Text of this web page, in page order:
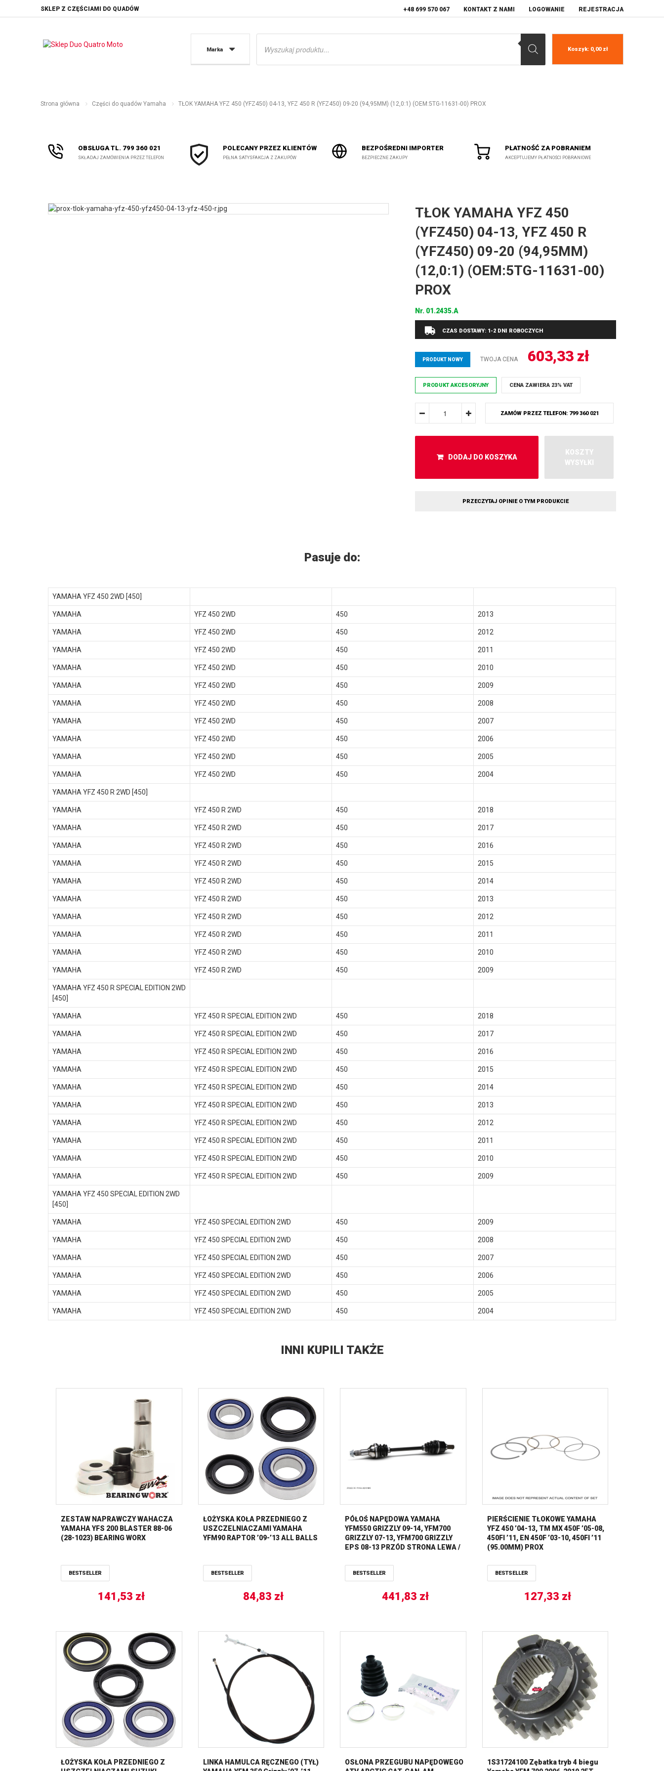
SKLEP Z CZĘŚCIAMI DO QUADÓW +48 699 570 067 KONTAKT Z NAMI LOGOWANIE REJESTRACJA
Marka
Wyszukiwarka
Koszyk: 0,00 zł
Strona główna Części do quadów Yamaha TŁOK YAMAHA YFZ 450 (YFZ450) 04-13, YFZ 450 R (YFZ450) 09-20 (94,95MM) (12,0:1) (OEM:5TG-11631-00) PROX
OBSŁUGA TL. 799 360 021
SKŁADAJ ZAMÓWIENIA PRZEZ TELEFON
POLECANY PRZEZ KLIENTÓW
PEŁNA SATYSFAKCJA Z ZAKUPÓW
BEZPOŚREDNI IMPORTER
BEZPIECZNE ZAKUPY
PŁATNOŚĆ ZA POBRANIEM
AKCEPTUJEMY PŁATNOŚCI POBRANIOWE
TŁOK YAMAHA YFZ 450
(YFZ450) 04-13, YFZ 450 R
(YFZ450) 09-20 (94,95MM)
(12,0:1) (OEM:5TG-11631-00)
PROX
Nr. 01.2435.A
CZAS DOSTAWY: 1-2 DNI ROBOCZYCH
PRODUKT NOWY TWOJA CENA 603,33 zł
PRODUKT AKCESORYJNY CENA ZAWIERA 23% VAT
ZAMÓW PRZEZ TELEFON: 799 360 021
DODAJ DO KOSZYKA
KOSZTY
WYSYŁKI
PRZECZYTAJ OPINIE O TYM PRODUKCIE
Pasuje do:
YAMAHA YFZ 450 2WD [450]
YAMAHA YFZ 450 2WD 450 2013
YAMAHA YFZ 450 2WD 450 2012
YAMAHA YFZ 450 2WD 450 2011
YAMAHA YFZ 450 2WD 450 2010
YAMAHA YFZ 450 2WD 450 2009
YAMAHA YFZ 450 2WD 450 2008
YAMAHA YFZ 450 2WD 450 2007
YAMAHA YFZ 450 2WD 450 2006
YAMAHA YFZ 450 2WD 450 2005
YAMAHA YFZ 450 2WD 450 2004
YAMAHA YFZ 450 R 2WD [450]
YAMAHA YFZ 450 R 2WD 450 2018
YAMAHA YFZ 450 R 2WD 450 2017
YAMAHA YFZ 450 R 2WD 450 2016
YAMAHA YFZ 450 R 2WD 450 2015
YAMAHA YFZ 450 R 2WD 450 2014
YAMAHA YFZ 450 R 2WD 450 2013
YAMAHA YFZ 450 R 2WD 450 2012
YAMAHA YFZ 450 R 2WD 450 2011
YAMAHA YFZ 450 R 2WD 450 2010
YAMAHA YFZ 450 R 2WD 450 2009
YAMAHA YFZ 450 R SPECIAL EDITION 2WD
[450]
YAMAHA YFZ 450 R SPECIAL EDITION 2WD 450 2018
YAMAHA YFZ 450 R SPECIAL EDITION 2WD 450 2017
YAMAHA YFZ 450 R SPECIAL EDITION 2WD 450 2016
YAMAHA YFZ 450 R SPECIAL EDITION 2WD 450 2015
YAMAHA YFZ 450 R SPECIAL EDITION 2WD 450 2014
YAMAHA YFZ 450 R SPECIAL EDITION 2WD 450 2013
YAMAHA YFZ 450 R SPECIAL EDITION 2WD 450 2012
YAMAHA YFZ 450 R SPECIAL EDITION 2WD 450 2011
YAMAHA YFZ 450 R SPECIAL EDITION 2WD 450 2010
YAMAHA YFZ 450 R SPECIAL EDITION 2WD 450 2009
YAMAHA YFZ 450 SPECIAL EDITION 2WD
[450]
YAMAHA YFZ 450 SPECIAL EDITION 2WD 450 2009
YAMAHA YFZ 450 SPECIAL EDITION 2WD 450 2008
YAMAHA YFZ 450 SPECIAL EDITION 2WD 450 2007
YAMAHA YFZ 450 SPECIAL EDITION 2WD 450 2006
YAMAHA YFZ 450 SPECIAL EDITION 2WD 450 2005
YAMAHA YFZ 450 SPECIAL EDITION 2WD 450 2004
INNI KUPILI TAKŻE
ZESTAW NAPRAWCZY WAHACZA
YAMAHA YFS 200 BLASTER 88-06
(28-1023) BEARING WORX
BESTSELLER
141,53 zł
ŁOŻYSKA KOŁA PRZEDNIEGO Z
USZCZELNIACZAMI YAMAHA
YFM90 RAPTOR ’09-’13 ALL BALLS
BESTSELLER
84,83 zł
PÓŁOŚ NAPĘDOWA YAMAHA
YFM550 GRIZZLY 09-14, YFM700
GRIZZLY 07-13, YFM700 GRIZZLY
EPS 08-13 PRZÓD STRONA LEWA /
BESTSELLER
441,83 zł
PIERŚCIENIE TŁOKOWE YAMAHA
YFZ 450 ’04-13, TM MX 450F ’05-08,
450FI ’11, EN 450F ’03-10, 450FI ’11
(95.00MM) PROX
BESTSELLER
127,33 zł
ŁOŻYSKA KOŁA PRZEDNIEGO Z
LINKA HAMULCA RĘCZNEGO (TYŁ)
OSŁONA PRZEGUBU NAPĘDOWEGO
1S31724100 Zębatka tryb 4 biegu